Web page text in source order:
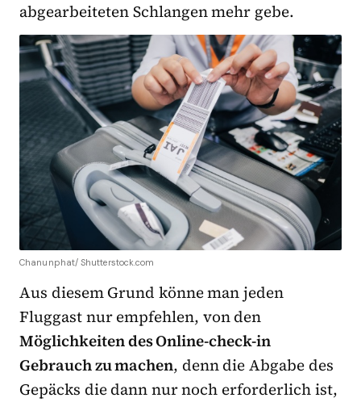
abgearbeiteten Schlangen mehr gebe.
Chanunphat/ Shutterstock.com
Aus diesem Grund könne man jeden
Fluggast nur empfehlen, von den
Möglichkeiten des Online-check-in
Gebrauch zu machen, denn die Abgabe des
Gepäcks die dann nur noch erforderlich ist,